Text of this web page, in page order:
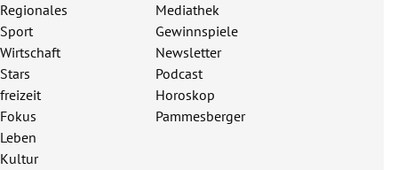
Regionales
Sport
Wirtschaft
Stars
freizeit
Fokus
Leben
Kultur
Mediathek
Gewinnspiele
Newsletter
Podcast
Horoskop
Pammesberger